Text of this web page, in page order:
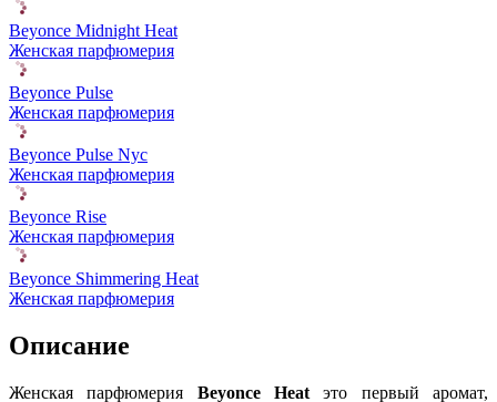
Beyonce Midnight Heat
Женская парфюмерия
Beyonce Pulse
Женская парфюмерия
Beyonce Pulse Nyc
Женская парфюмерия
Beyonce Rise
Женская парфюмерия
Beyonce Shimmering Heat
Женская парфюмерия
Описание
Женская парфюмерия Beyonce Heat это первый аромат,